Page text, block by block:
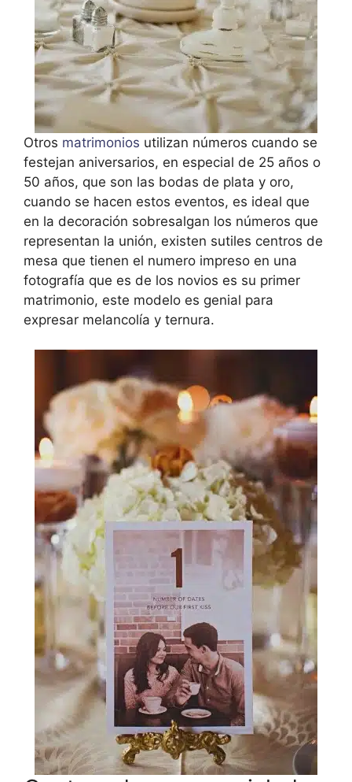
Otros matrimonios utilizan números cuando se
festejan aniversarios, en especial de 25 años o
50 años, que son las bodas de plata y oro,
cuando se hacen estos eventos, es ideal que
en la decoración sobresalgan los números que
representan la unión, existen sutiles centros de
mesa que tienen el numero impreso en una
fotografía que es de los novios es su primer
matrimonio, este modelo es genial para
expresar melancolía y ternura.